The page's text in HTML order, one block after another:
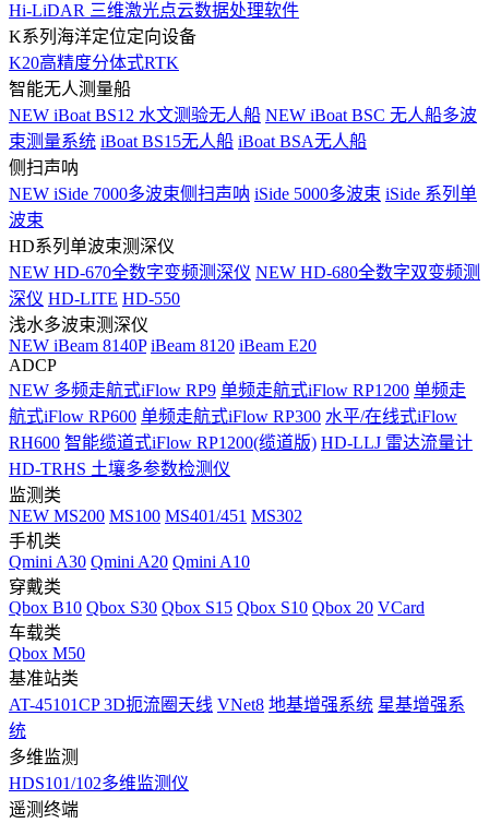
Hi-LiDAR 三维激光点云数据处理软件
K系列海洋定位定向设备
K20高精度分体式RTK
智能无人测量船
NEW iBoat BS12 水文测验无人船 NEW iBoat BSC 无人船多波
束测量系统 iBoat BS15无人船 iBoat BSA无人船
侧扫声呐
NEW iSide 7000多波束侧扫声呐 iSide 5000多波束 iSide 系列单
波束
HD系列单波束测深仪
NEW HD-670全数字变频测深仪 NEW HD-680全数字双变频测
深仪 HD-LITE HD-550
浅水多波束测深仪
NEW iBeam 8140P iBeam 8120 iBeam E20
ADCP
NEW 多频走航式iFlow RP9 单频走航式iFlow RP1200 单频走
航式iFlow RP600 单频走航式iFlow RP300 水平/在线式iFlow
RH600 智能缆道式iFlow RP1200(缆道版) HD-LLJ 雷达流量计
HD-TRHS 土壤多参数检测仪
监测类
NEW MS200 MS100 MS401/451 MS302
手机类
Qmini A30 Qmini A20 Qmini A10
穿戴类
Qbox B10 Qbox S30 Qbox S15 Qbox S10 Qbox 20 VCard
车载类
Qbox M50
基准站类
AT-45101CP 3D扼流圈天线 VNet8 地基增强系统 星基增强系
统
多维监测
HDS101/102多维监测仪
遥测终端